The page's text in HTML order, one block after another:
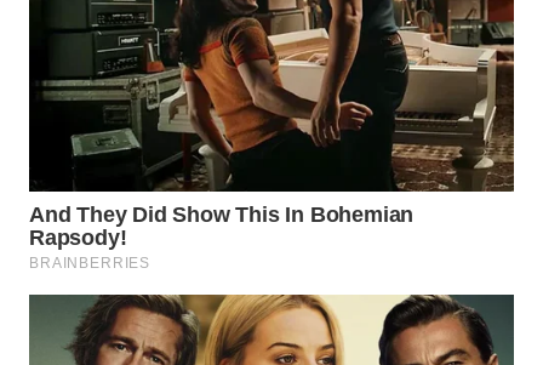
WN
TAPANULI
UTARA
WN
SAMOSIR
WN
PADANG
WN